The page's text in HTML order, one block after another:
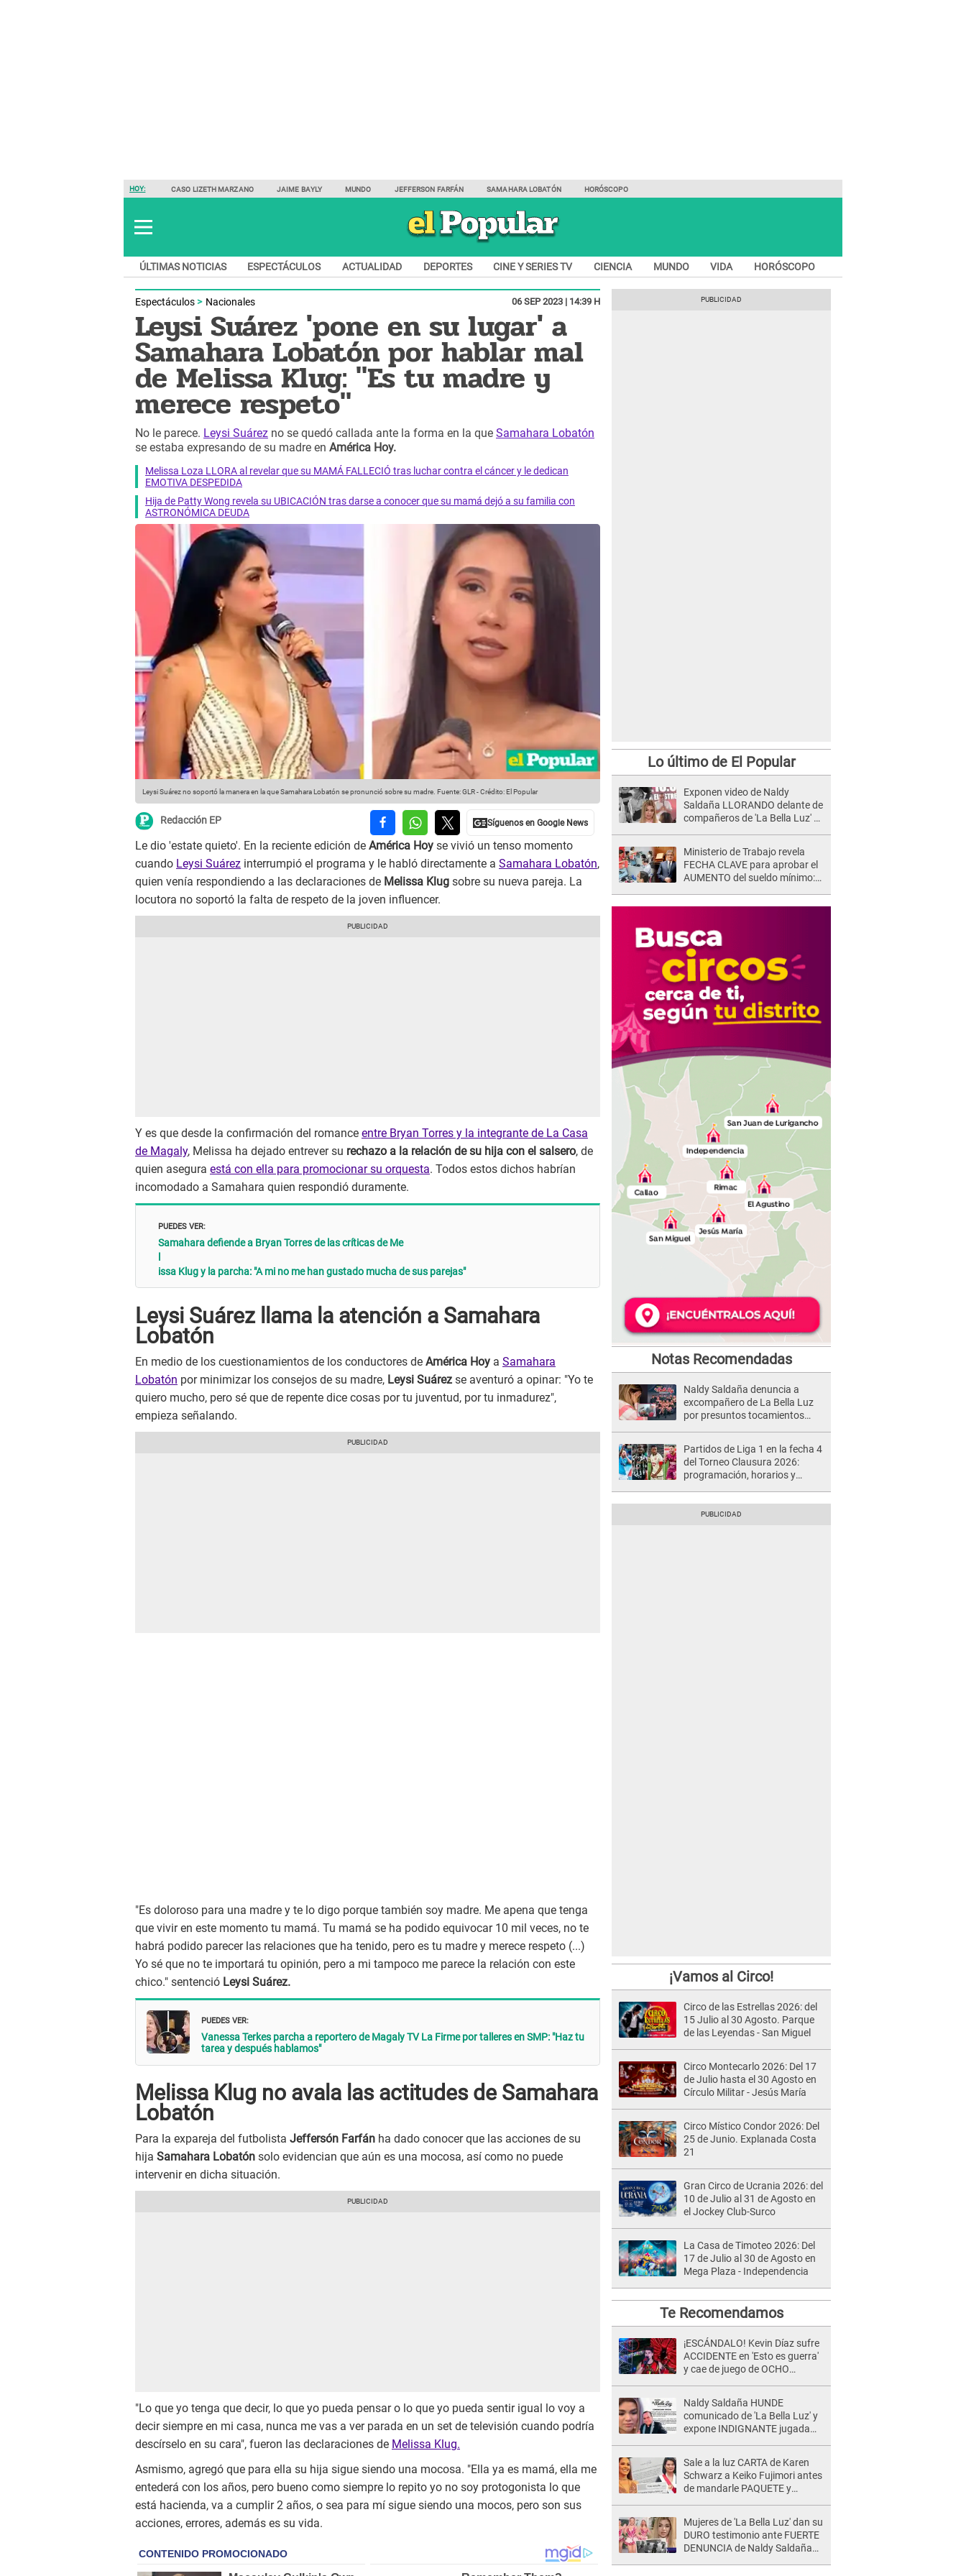
HOY: CASO LIZETH MARZANO JAIME BAYLY MUNDO JEFFERSON FARFÁN SAMAHARA LOBATÓN HORÓSCOPO
ÚLTIMAS NOTICIAS ESPECTÁCULOS ACTUALIDAD DEPORTES CINE Y SERIES TV CIENCIA MUNDO VIDA HORÓSCOPO
Espectáculos Nacionales 06 SEP 2023 | 14:39 H
Leysi Suárez 'pone en su lugar' a
Samahara Lobatón por hablar mal
de Melissa Klug: "Es tu madre y
merece respeto"
No le parece. Leysi Suárez no se quedó callada ante la forma en la que Samahara Lobatón
se estaba expresando de su madre en América Hoy.
Melissa Loza LLORA al revelar que su MAMÁ FALLECIÓ tras luchar contra el cáncer y le dedican
EMOTIVA DESPEDIDA
Hija de Patty Wong revela su UBICACIÓN tras darse a conocer que su mamá dejó a su familia con
ASTRONÓMICA DEUDA
Leysi Suárez no soportó la manera en la que Samahara Lobatón se pronunció sobre su madre. Fuente: GLR-Crédito: El Popular
Redacción EP
Le dio 'estate quieto'. En la reciente edición de América Hoy se vivió un tenso momento
cuando Leysi Suárez interrumpió el programa y le habló directamente a Samahara Lobatón,
quien venía respondiendo a las declaraciones de Melissa Klug sobre su nueva pareja. La
locutora no soportó la falta de respeto de la joven influencer.
Y es que desde la confirmación del romance entre Bryan Torres y la integrante de La Casa
de Magaly, Melissa ha dejado entrever su rechazo a la relación de su hija con el salsero, de
quien asegura está con ella para promocionar su orquesta. Todos estos dichos habrían
incomodado a Samahara quien respondió duramente.
PUEDES VER:
Samahara defiende a Bryan Torres de las críticas de Me
issa Klug y la parcha: "A mi no me han gustado mucha de sus parejas"
Leysi Suárez llama la atención a Samahara
Lobatón
En medio de los cuestionamientos de los conductores de América Hoy a Samahara
Lobatón por minimizar los consejos de su madre, Leysi Suárez se aventuró a opinar: "Yo te
quiero mucho, pero sé que de repente dice cosas por tu juventud, por tu inmadurez",
empieza señalando.
"Es doloroso para una madre y te lo digo porque también soy madre. Me apena que tenga
que vivir en este momento tu mamá. Tu mamá se ha podido equivocar 10 mil veces, no te
habrá podido parecer las relaciones que ha tenido, pero es tu madre y merece respeto (...)
Yo sé que no te importará tu opinión, pero a mi tampoco me parece la relación con este
chico." sentenció Leysi Suárez.
PUEDES VER:
Vanessa Terkes parcha a reportero de Magaly TV La Firme por talleres en SMP: "Haz tu
tarea y después hablamos"
Melissa Klug no avala las actitudes de Samahara
Lobatón
Para la expareja del futbolista Jeffersón Farfán ha dado conocer que las acciones de su
hija Samahara Lobatón solo evidencian que aún es una mocosa, así como no puede
intervenir en dicha situación.
"Lo que yo tenga que decir, lo que yo pueda pensar o lo que yo pueda sentir igual lo voy a
decir siempre en mi casa, nunca me vas a ver parada en un set de televisión cuando podría
descírselo en su cara", fueron las declaraciones de Melissa Klug.
Asmismo, agregó que para ella su hija sigue siendo una mocosa. "Ella ya es mamá, ella me
entederá con los años, pero bueno como siempre lo repito yo no soy protogonista lo que
está hacienda, va a cumplir 2 años, o sea para mí sigue siendo una mocos, pero son sus
acciones, errores, además es su vida.
Lo último de El Popular
Exponen video de Naldy
Saldaña LLORANDO delante de
compañeros de 'La Bella Luz' y
Ministerio de Trabajo revela
FECHA CLAVE para aprobar el
AUMENTO del sueldo mínimo:
Notas Recomendadas
Naldy Saldaña denuncia a
excompañero de La Bella Luz
por presuntos tocamientos
Partidos de Liga 1 en la fecha 4
del Torneo Clausura 2026:
programación, horarios y
¡Vamos al Circo!
Circo de las Estrellas 2026: del
15 Julio al 30 Agosto. Parque
de las Leyendas - San Miguel
Circo Montecarlo 2026: Del 17
de Julio hasta el 30 Agosto en
Círculo Militar - Jesús María
Circo Místico Condor 2026: Del
25 de Junio. Explanada Costa
21
Gran Circo de Ucrania 2026: del
10 de Julio al 31 de Agosto en
el Jockey Club-Surco
La Casa de Timoteo 2026: Del
17 de Julio al 30 de Agosto en
Mega Plaza - Independencia
Te Recomendamos
¡ESCÁNDALO! Kevin Díaz sufre
ACCIDENTE en 'Esto es guerra'
y cae de juego de OCHO
Naldy Saldaña HUNDE
comunicado de 'La Bella Luz' y
expone INDIGNANTE jugada
Sale a la luz CARTA de Karen
Schwarz a Keiko Fujimori antes
de mandarle PAQUETE y
Mujeres de 'La Bella Luz' dan su
DURO testimonio ante FUERTE
DENUNCIA de Naldy Saldaña